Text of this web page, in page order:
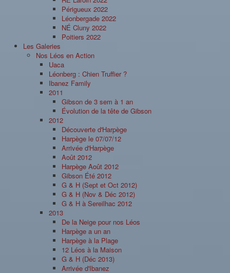
Périgueux 2022
Léonbergade 2022
NÉ Cluny 2022
Poitiers 2022
Les Galeries
Nos Léos en Action
Uaca
Léonberg : Chien Truffier ?
Ibanez Family
2011
Gibson de 3 sem à 1 an
Évolution de la tête de Gibson
2012
Découverte d'Harpège
Harpège le 07/07/12
Arrivée d'Harpège
Août 2012
Harpège Août 2012
Gibson Été 2012
G & H (Sept et Oct 2012)
G & H (Nov & Déc 2012)
G & H à Sereilhac 2012
2013
De la Neige pour nos Léos
Harpège a un an
Harpège à la Plage
12 Léos à la Maison
G & H (Déc 2013)
Arrivée d'Ibanez